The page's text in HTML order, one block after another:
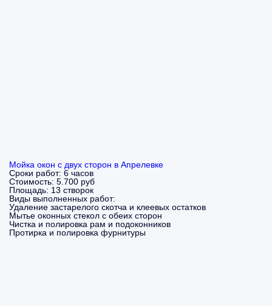
Мойка окон с двух сторон в Апрелевке
Сроки работ: 6 часов
Стоимость: 5.700 руб
Площадь: 13 створок
Виды выполненных работ:
Удаление застарелого скотча и клеевых остатков
Мытье оконных стекол с обеих сторон
Чистка и полировка рам и подоконников
Протирка и полировка фурнитуры